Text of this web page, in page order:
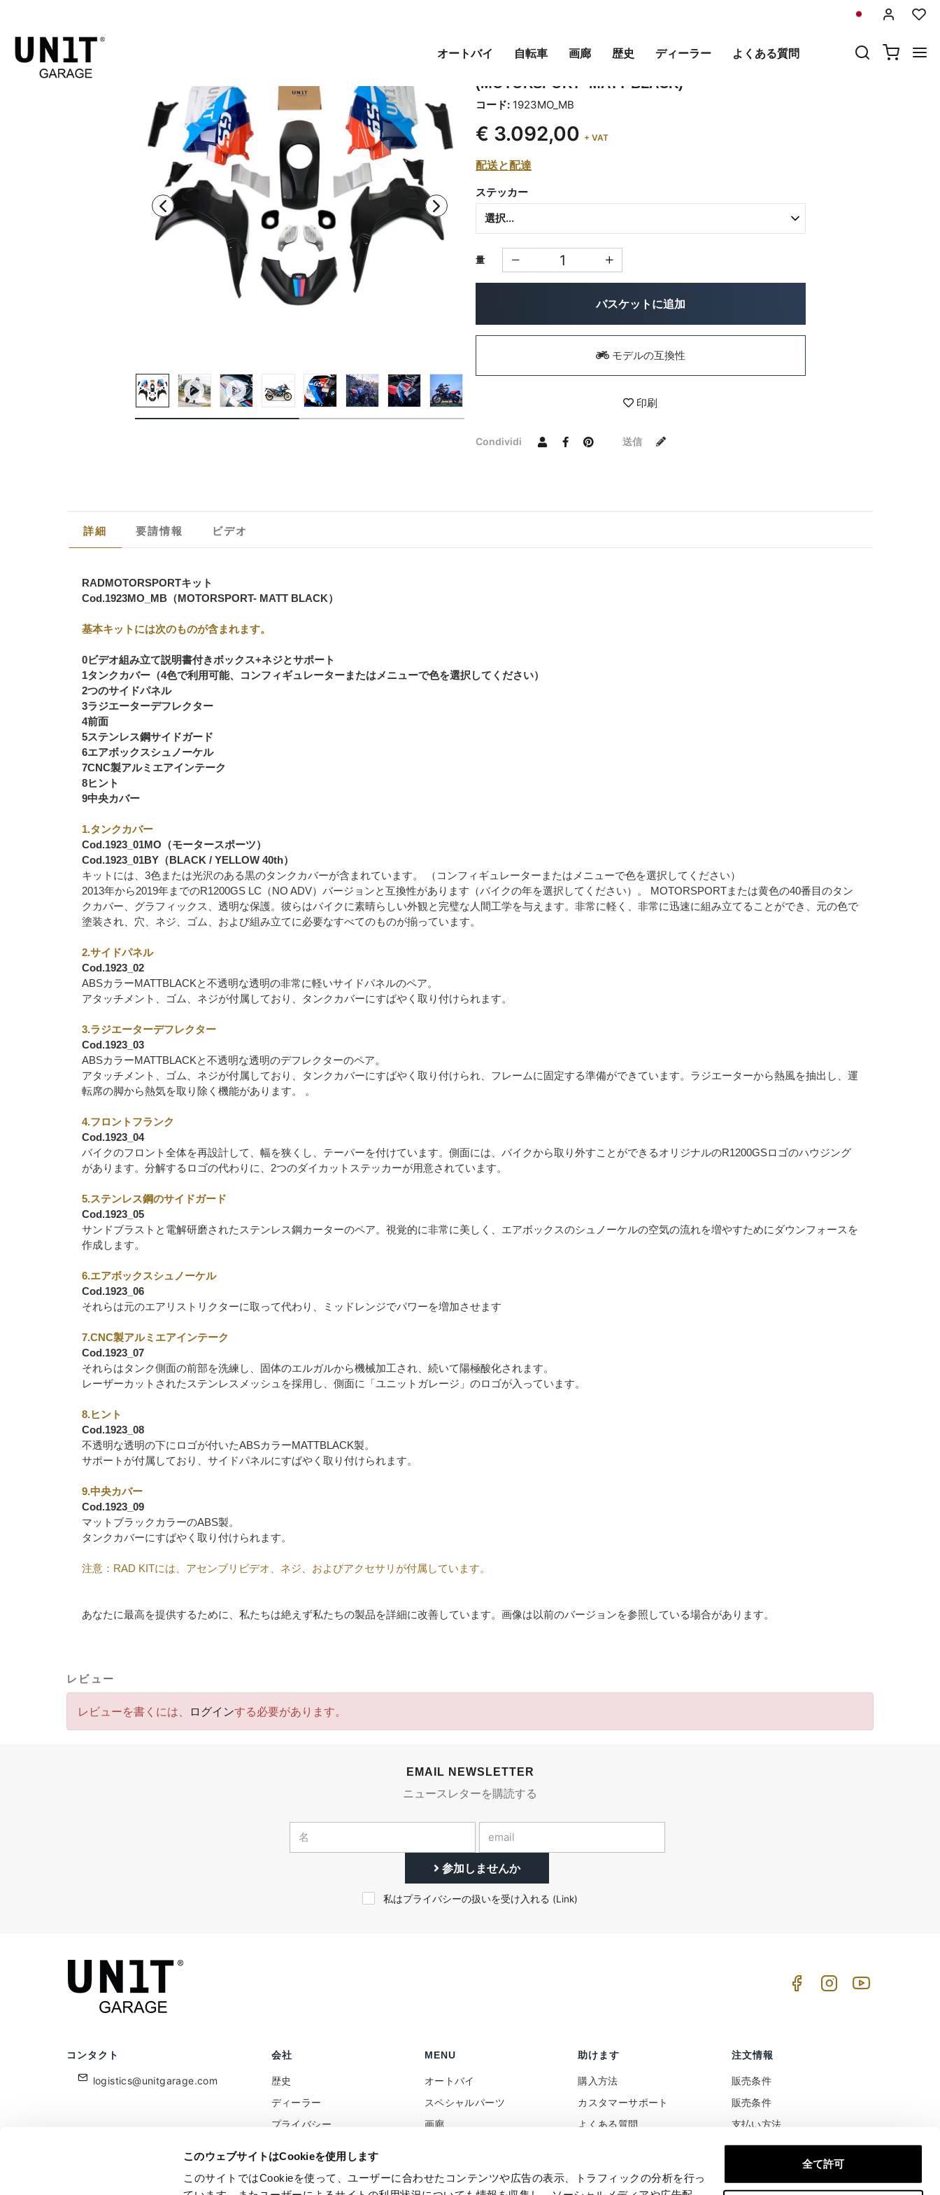
このウェブサイトはCookieを使用します
このサイトではCookieを使って、ユーザーに合わせたコンテンツや広告の表示、トラフィックの分析を行っ
全て許可
オートバイ 自転車 画廊 歴史 ディーラー よくある質問
RAD R1200GS（2017以降）＆R1250GSキット
(MOTORSPORT- MATT BLACK)
コード: 1923MO_MB
€ 3.092,00 + VAT
配送と配達
ステッカー
量
バスケットに追加
モデルの互換性
印刷
Condividi 送信
詳細 要請情報 ビデオ
RADMOTORSPORTキット
Cod.1923MO_MB（MOTORSPORT- MATT BLACK）
基本キットには次のものが含まれます。
0ビデオ組み立て説明書付きボックス+ネジとサポート
1タンクカバー（4色で利用可能、コンフィギュレーターまたはメニューで色を選択してください）
2つのサイドパネル
3ラジエーターデフレクター
4前面
5ステンレス鋼サイドガード
6エアボックスシュノーケル
7CNC製アルミエアインテーク
8ヒント
9中央カバー
1.タンクカバー
Cod.1923_01MO（モータースポーツ）
Cod.1923_01BY（BLACK / YELLOW 40th）
キットには、3色または光沢のある黒のタンクカバーが含まれています。 （コンフィギュレーターまたはメニューで色を選択してください）
2013年から2019年までのR1200GS LC（NO ADV）バージョンと互換性があります（バイクの年を選択してください）。 MOTORSPORTまたは黄色の40番目のタン
クカバー、グラフィックス、透明な保護。彼らはバイクに素晴らしい外観と完璧な人間工学を与えます。非常に軽く、非常に迅速に組み立てることができ、元の色で
塗装され、穴、ネジ、ゴム、および組み立てに必要なすべてのものが揃っています。
2.サイドパネル
Cod.1923_02
ABSカラーMATTBLACKと不透明な透明の非常に軽いサイドパネルのペア。
アタッチメント、ゴム、ネジが付属しており、タンクカバーにすばやく取り付けられます。
3.ラジエーターデフレクター
Cod.1923_03
ABSカラーMATTBLACKと不透明な透明のデフレクターのペア。
アタッチメント、ゴム、ネジが付属しており、タンクカバーにすばやく取り付けられ、フレームに固定する準備ができています。ラジエーターから熱風を抽出し、運
転席の脚から熱気を取り除く機能があります。 。
4.フロントフランク
Cod.1923_04
バイクのフロント全体を再設計して、幅を狭くし、テーパーを付けています。側面には、バイクから取り外すことができるオリジナルのR1200GSロゴのハウジング
があります。分解するロゴの代わりに、2つのダイカットステッカーが用意されています。
5.ステンレス鋼のサイドガード
Cod.1923_05
サンドブラストと電解研磨されたステンレス鋼カーターのペア。視覚的に非常に美しく、エアボックスのシュノーケルの空気の流れを増やすためにダウンフォースを
作成します。
6.エアボックスシュノーケル
Cod.1923_06
それらは元のエアリストリクターに取って代わり、ミッドレンジでパワーを増加させます
7.CNC製アルミエアインテーク
Cod.1923_07
それらはタンク側面の前部を洗練し、固体のエルガルから機械加工され、続いて陽極酸化されます。
レーザーカットされたステンレスメッシュを採用し、側面に「ユニットガレージ」のロゴが入っています。
8.ヒント
Cod.1923_08
不透明な透明の下にロゴが付いたABSカラーMATTBLACK製。
サポートが付属しており、サイドパネルにすばやく取り付けられます。
9.中央カバー
Cod.1923_09
マットブラックカラーのABS製。
タンクカバーにすばやく取り付けられます。
注意：RAD KITには、アセンブリビデオ、ネジ、およびアクセサリが付属しています。
あなたに最高を提供するために、私たちは絶えず私たちの製品を詳細に改善しています。画像は以前のバージョンを参照している場合があります。
レビュー
レビューを書くには、 ログインする必要があります。
EMAIL NEWSLETTER
ニュースレターを購読する
参加しませんか
私はプライバシーの扱いを受け入れる (Link)
コンタクト
logistics@unitgarage.com
会社
歴史
ディーラー
プライバシー
フィードバック
MENU
オートバイ
スペシャルパーツ
画廊
Social Wall
助けます
購入方法
カスタマーサポート
よくある質問
注文情報
販売条件
販売条件
支払い方法
配送と配達
満足または払い戻された